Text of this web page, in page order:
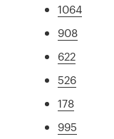
1064
908
622
526
178
995